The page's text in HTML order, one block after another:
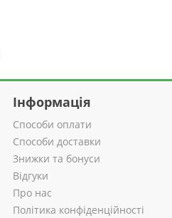
Інформація
Способи оплати
Способи доставки
Знижки та бонуси
Відгуки
Про нас
Політика конфіденційності